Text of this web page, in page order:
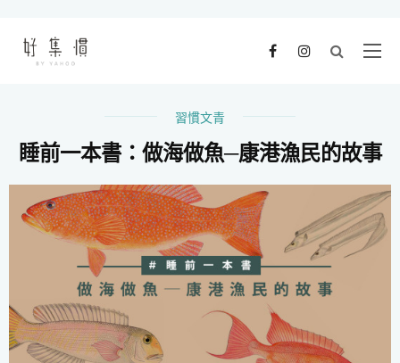
習慣文青
睡前一本書：做海做魚─康港漁民的故事